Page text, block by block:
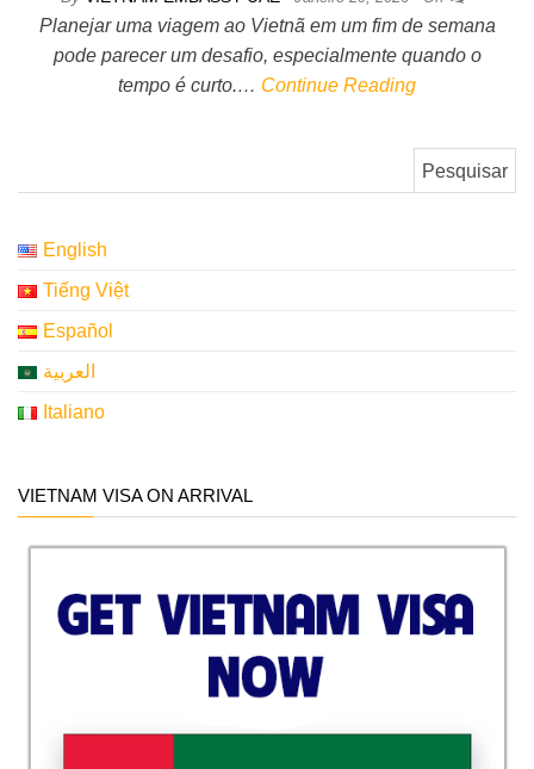
Planejar uma viagem ao Vietnã em um fim de semana
pode parecer um desafio, especialmente quando o
tempo é curto.… Continue Reading
English
Tiếng Việt
Español
العربية
Italiano
VIETNAM VISA ON ARRIVAL